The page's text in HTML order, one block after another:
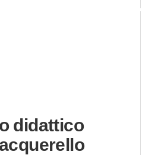
didattico